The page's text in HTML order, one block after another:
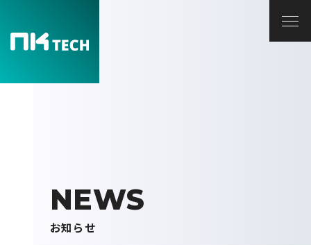
トップページ
アプリ・システム開発
研修 / 教育
お知らせ